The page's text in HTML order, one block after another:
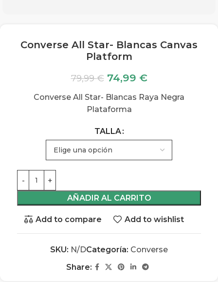
Converse All Star- Blancas Canvas
Platform
79,99€ 74,99 €
Converse All Star- Blancas Raya Negra
Plataforma
TALLA
AÑADIR AL CARRITO
Add to compare Add to wishlist
SKU: N/DCategoría: Converse
Share: